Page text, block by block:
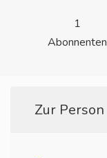
1
Abonnenten
Zur Person